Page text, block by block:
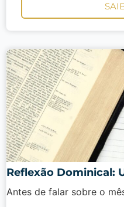
Reflexão Dominical:
Antes de falar sobre o